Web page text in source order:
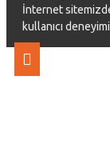
İnternet
kullanıcı